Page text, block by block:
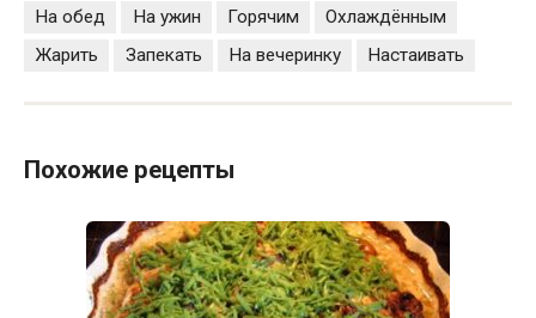
На обед На ужин Горячим
Охлаждённым
Жарить
Запекать На вечеринку Настаивать
Похожие рецепты